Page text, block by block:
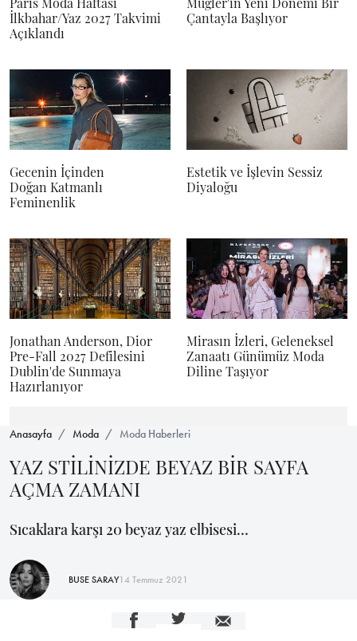
İlkbahar/Yaz 2027 Takvimi
Açıklandı
Çantayla Başlıyor
Gecenin İçinden
Doğan Katmanlı
Feminenlik
Estetik ve İşlevin Sessiz
Diyaloğu
Jonathan Anderson, Dior
Pre-Fall 2027 Defilesini
Dublin'de Sunmaya
Hazırlanıyor
Mirasın İzleri, Geleneksel
Zanaatı Günümüz Moda
Diline Taşıyor
Anasayfa Moda Moda Haberleri
YAZ STİLİNİZDE BEYAZ BİR SAYFA
AÇMA ZAMANI
Sıcaklara karşı 20 beyaz yaz elbisesi…
BUSE SARAY14 Temmuz 2021